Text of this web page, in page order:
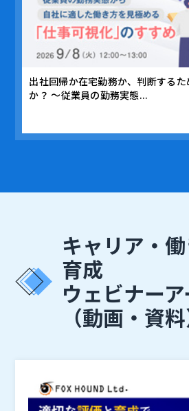
出社回帰か在宅勤務か、判断する
か？ ～従業員の勤務実態...
キャリア・
育成
ウェビナー
（動画・資料